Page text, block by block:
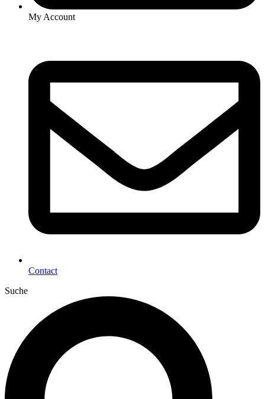
My Account
Contact
Suche